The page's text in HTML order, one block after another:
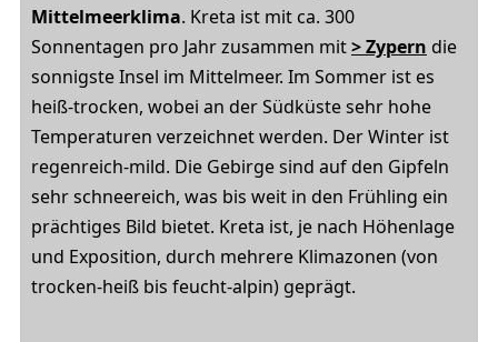
Mittelmeerklima. Kreta ist mit ca. 300
Sonnentagen pro Jahr zusammen mit> Zypern die
sonnigste Insel im Mittelmeer. Im Sommer ist es
heiß-trocken, wobei an der Südküste sehr hohe
Temperaturen verzeichnet werden. Der Winter ist
regenreich-mild. Die Gebirge sind auf den Gipfeln
sehr schneereich, was bis weit in den Frühling ein
prächtiges Bild bietet. Kreta ist, je nach Höhenlage
und Exposition, durch mehrere Klimazonen (von
trocken-heiß bis feucht-alpin) geprägt.